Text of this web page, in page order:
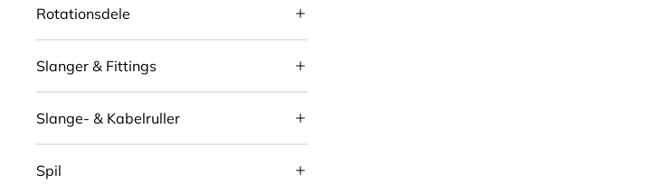
Rotationsdele
Slanger & Fittings
Slange- & Kabelruller
Spil